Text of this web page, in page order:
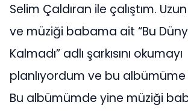
Selim Çaldıran ile çalıştım.
ve müziği babama ait “Bu
Kalmadı” adlı şarkısını okumayı
planlıyordum ve bu
Bu albümümde yine müziği